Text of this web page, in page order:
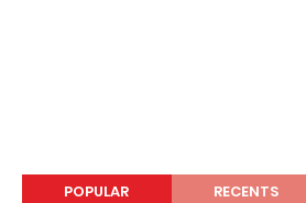
POPULAR RECENTS